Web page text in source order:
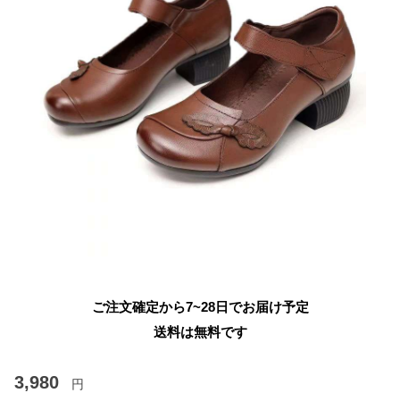
ご注文確定から7~28日でお届け予定
送料は無料です
3,980 円